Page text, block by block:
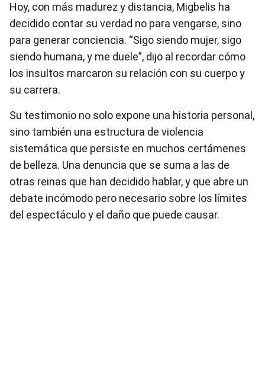
Hoy, con más madurez y distancia, Migbelis ha
decidido contar su verdad no para vengarse, sino
para generar conciencia. “Sigo siendo mujer, sigo
siendo humana, y me duele”, dijo al recordar cómo
los insultos marcaron su relación con su cuerpo y
su carrera.
Su testimonio no solo expone una historia personal,
sino también una estructura de violencia
sistemática que persiste en muchos certámenes
de belleza. Una denuncia que se suma a las de
otras reinas que han decidido hablar, y que abre un
debate incómodo pero necesario sobre los límites
del espectáculo y el daño que puede causar.